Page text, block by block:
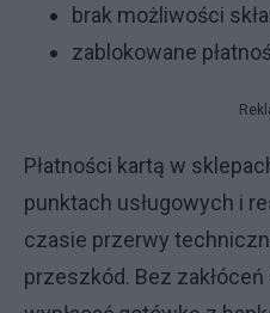
brak możliwości
zablokowane
Płatności kartą w
punktach usługowych i
czasie przerwy
przeszkód. Bez